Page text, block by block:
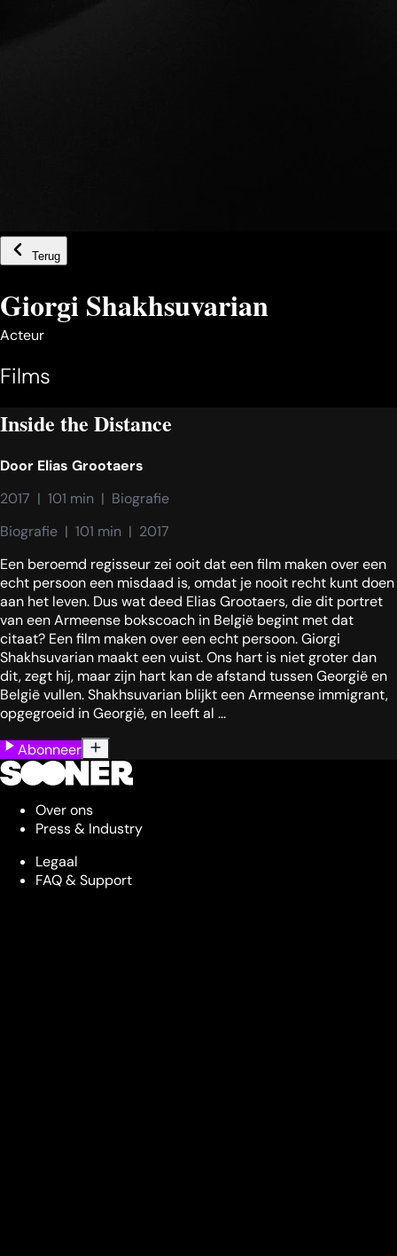
Terug
Giorgi Shakhsuvarian
Acteur
Films
Inside the Distance
Door Elias Grootaers
2017  |  101 min  |  Biografie
Biografie  |  101 min  |  2017
Een beroemd regisseur zei ooit dat een film maken over een
echt persoon een misdaad is, omdat je nooit recht kunt doen
aan het leven. Dus wat deed Elias Grootaers, die dit portret
van een Armeense bokscoach in België begint met dat
citaat? Een film maken over een echt persoon. Giorgi
Shakhsuvarian maakt een vuist. Ons hart is niet groter dan
dit, zegt hij, maar zijn hart kan de afstand tussen Georgië en
België vullen. Shakhsuvarian blijkt een Armeense immigrant,
opgegroeid in Georgië, en leeft al ...
Abonneer
Over ons
Press & Industry
Legaal
FAQ & Support